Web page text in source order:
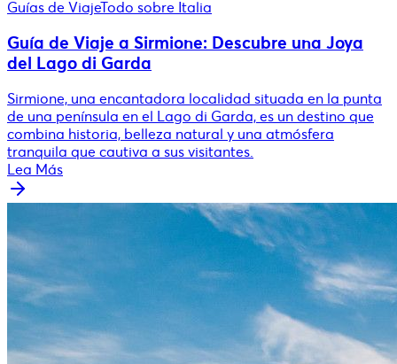
Guías de ViajeTodo sobre Italia
Guía de Viaje a Sirmione: Descubre una Joya
del Lago di Garda
Sirmione, una encantadora localidad situada en la punta
de una península en el Lago di Garda, es un destino que
combina historia, belleza natural y una atmósfera
tranquila que cautiva a sus visitantes.
Lea Más